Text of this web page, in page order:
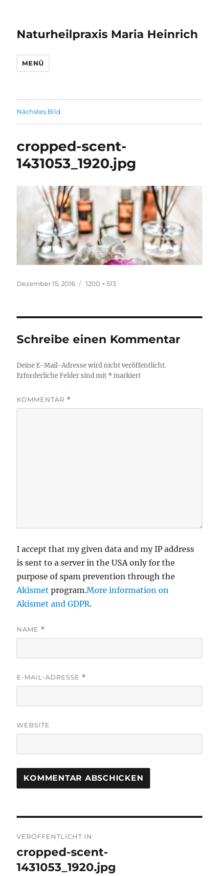
Naturheilpraxis Maria Heinrich
MENÜ
Nächstes Bild
cropped-scent-
1431053_1920.jpg
Veröffentlicht
Dezember 15, 2016 Originalgröße
1200 × 513
Schreibe einen Kommentar
Deine E-Mail-Adresse wird nicht veröffentlicht.
Erforderliche Felder sind mit *markiert
KOMMENTAR *
I accept that my given data and my IP address
is sent to a server in the USA only for the
purpose of spam prevention through the
Akismet program.More information on
Akismet and GDPR.
NAME *
E-MAIL-ADRESSE *
WEBSITE
VERÖFFENTLICHT IN
cropped-scent-
1431053_1920.jpg